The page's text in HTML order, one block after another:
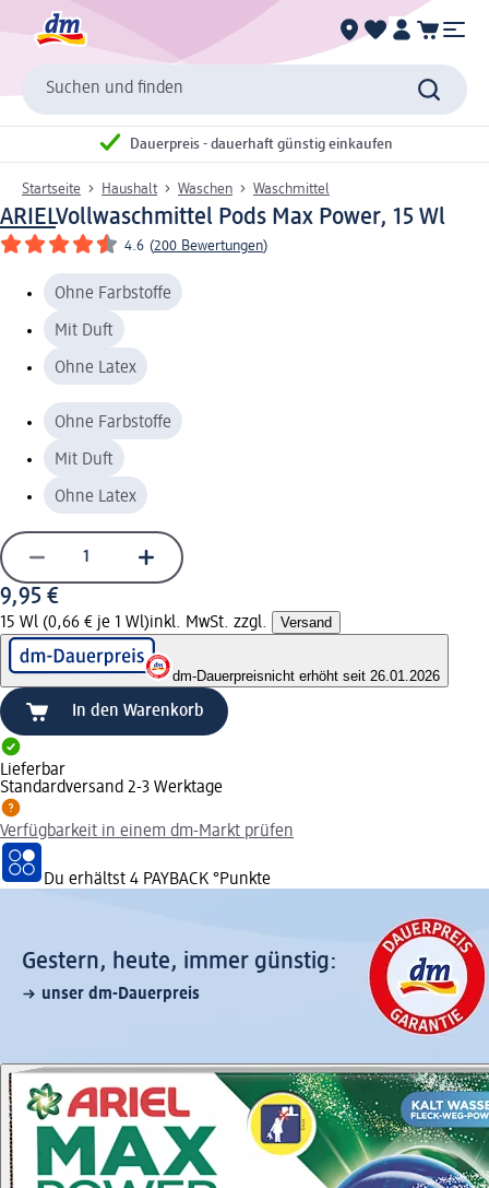
Suchen und finden
Dauerpreis - dauerhaft günstig einkaufen
Startseite Haushalt Waschen Waschmittel
ARIELVollwaschmittel Pods Max Power, 15 Wl
4.6 (200 Bewertungen)
Ohne Farbstoffe
Mit Duft
Ohne Latex
Ohne Farbstoffe
Mit Duft
Ohne Latex
9,95 €
15 Wl (0,66 € je 1 Wl)inkl. MwSt. zzgl. Versand
dm-Dauerpreisnicht erhöht seit 26.01.2026
In den Warenkorb
Lieferbar
Standardversand 2-3 Werktage
Verfügbarkeit in einem dm-Markt prüfen
Du erhältst 4 PAYBACK °Punkte
Gestern, heute, immer günstig:
unser dm-Dauerpreis